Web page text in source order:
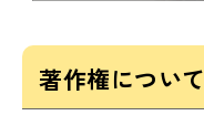
著作権について